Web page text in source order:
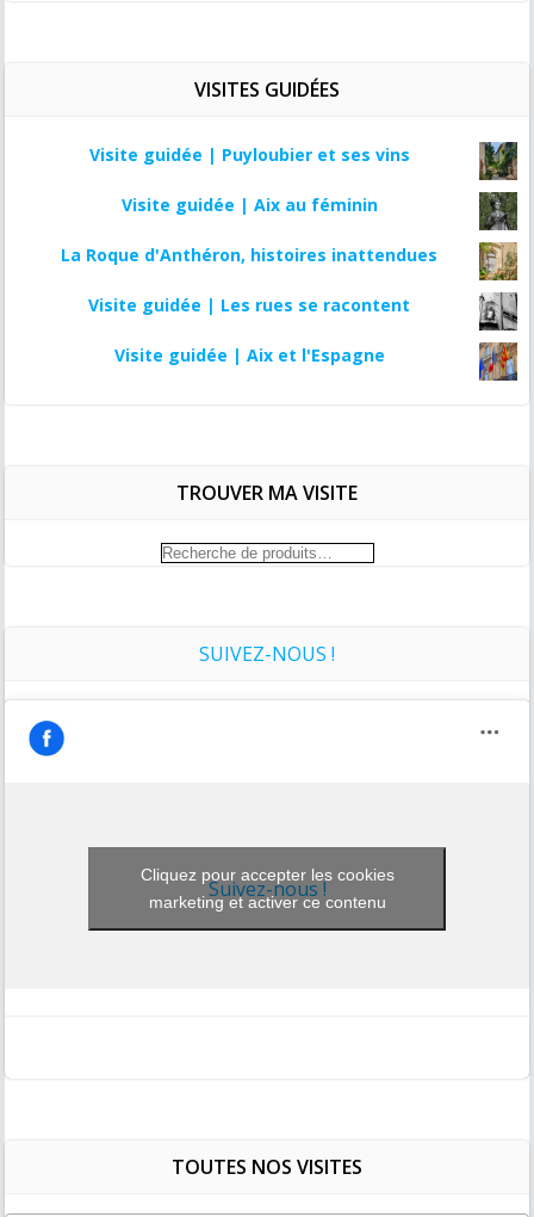
VISITES GUIDÉES
Visite guidée | Puyloubier et ses vins
Visite guidée | Aix au féminin
La Roque d'Anthéron, histoires inattendues
Visite guidée | Les rues se racontent
Visite guidée | Aix et l'Espagne
TROUVER MA VISITE
Recherche
SUIVEZ-NOUS !
Suivez-nous !
Cliquez pour accepter les cookies
marketing et activer ce contenu
TOUTES NOS VISITES